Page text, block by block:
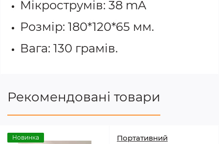
Мікрострумів: 38 mA
Розмір: 180*120*65 мм.
Вага: 130 грамів.
Рекомендовані товари
Новинка
Портативний